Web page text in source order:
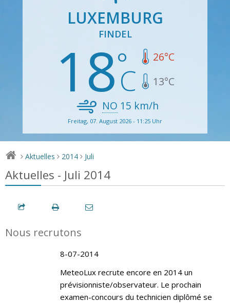
LUXEMBURG
FINDEL
18 26°C
13°C
NO 15 km/h
Freitag, 07. August 2026 - 11:25 Uhr
> Aktuelles > 2014 > Juli
Aktuelles - Juli 2014
Nous recrutons
8-07-2014
MeteoLux recrute encore en 2014 un
prévisionniste/observateur. Le prochain
examen-concours du technicien diplômé se